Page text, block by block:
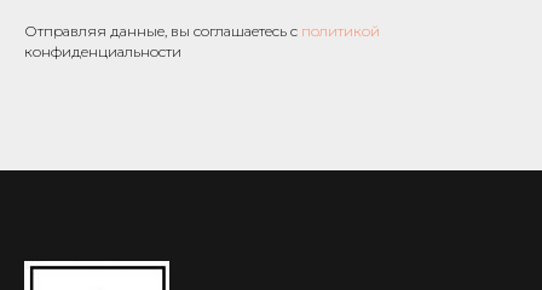
Отправляя данные, вы соглашаетесь с политикой
конфиденциальности